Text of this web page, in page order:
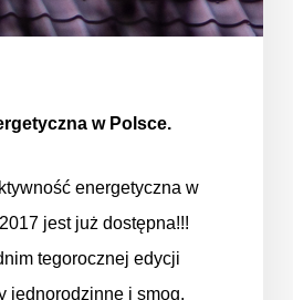
w Polsce.
energetyczna w
jest już dostępna!!!
tegorocznej edycji
jednorodzinne i smog.